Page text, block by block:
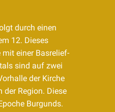
durch einen
12. Dieses
mit einer Basrelief-
sind auf zwei
der Kirche
der Region. Diese
Burgunds.